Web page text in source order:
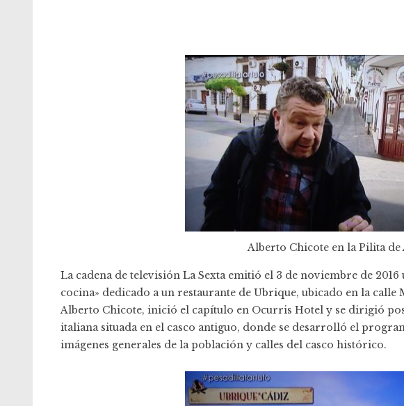
Alberto Chicote en la Pilita de
La cadena de televisión La Sexta emitió el 3 de noviembre de
cocina» dedicado a un restaurante de Ubrique, ubicado en la
Alberto Chicote, inició el capítulo en Ocurris Hotel y se dirigió
italiana situada en el casco antiguo, donde se desarrolló el
imágenes generales de la población y calles del casco histórico.